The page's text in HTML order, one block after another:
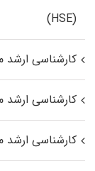
(HSE)
کارشناسی
کارشناسی
کارشناسی